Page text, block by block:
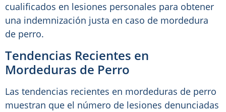
cualificados en lesiones personales para obtener
una indemnización justa en caso de mordedura
de perro.
Tendencias Recientes en
Mordeduras de Perro
Las tendencias recientes en mordeduras de perro
muestran que el número de lesiones denunciadas